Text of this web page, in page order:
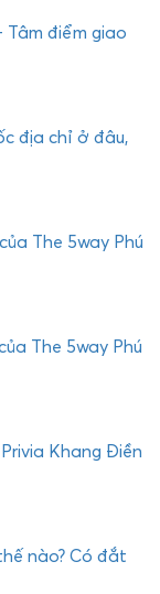
Tâm điểm giao
địa chỉ ở đâu,
The 5way Phú
The 5way Phú
Khang Điền
nào? Có đắt